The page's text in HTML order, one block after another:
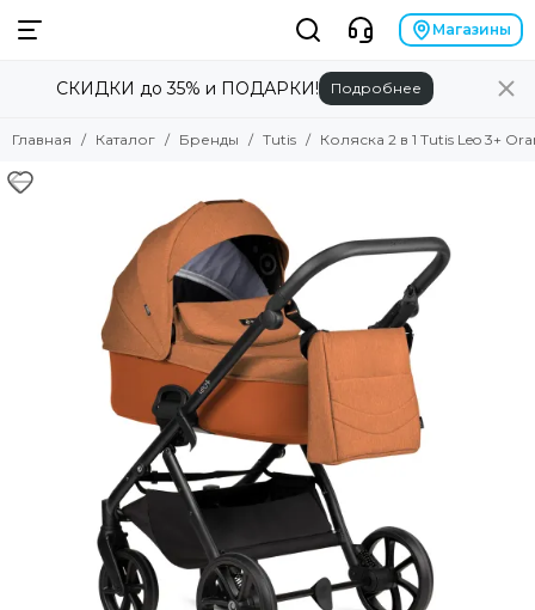
Смотреть все товары
Angela Bella
Baby Patent
Babiators
Brand for my son
Britax Roemer
Bumbleride
Магазины
СКИДКИ до 35% и ПОДАРКИ! Подробнее
Главная Каталог Бренды Tutis Коляска 2 в 1 Tutis Leo 3+